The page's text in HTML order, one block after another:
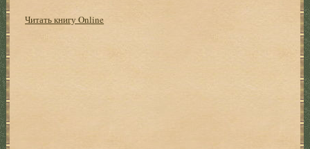
Читать книгу Online